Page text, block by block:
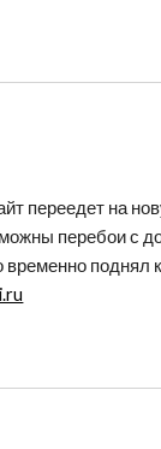
переедет на
перебои с
временно поднял